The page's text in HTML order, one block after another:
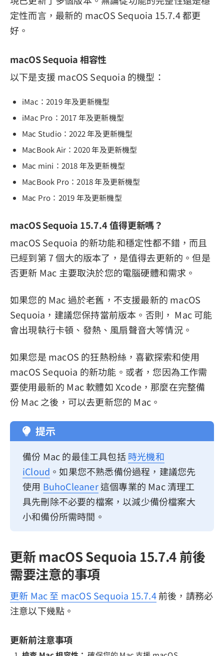
定性而言，最新的 macOS Sequoia 15.7.4 都更
好。
macOS Sequoia 相容性
以下是支援 macOS Sequoia 的機型：
iMac：2019 年及更新機型
iMac Pro：2017 年及更新機型
Mac Studio：2022 年及更新機型
MacBook Air：2020 年及更新機型
Mac mini：2018 年及更新機型
MacBook Pro：2018 年及更新機型
Mac Pro：2019 年及更新機型
macOS Sequoia 15.7.4 值得更新嗎？
macOS Sequoia 的新功能和穩定性都不錯，而且
已經到第 7 個大的版本了，是值得去更新的。但是
否更新 Mac 主要取決於您的電腦硬體和需求。
如果您的 Mac 過於老舊，不支援最新的 macOS
Sequoia，建議您保持當前版本。否則， Mac 可能
會出現執行卡頓、發熱、風扇聲音大等情況。
如果您是 macOS 的狂熱粉絲，喜歡探索和使用
macOS Sequoia 的新功能。或者，您因為工作需
要使用最新的 Mac 軟體如 Xcode，那麼在完整備
份 Mac 之後，可以去更新您的 Mac。
提示
備份 Mac 的最佳工具包括時光機和
iCloud 。如果您不熟悉備份過程，建議您先
使用 BuhoCleaner這個專業的 Mac 清理工
具先刪除不必要的檔案，以減少備份檔案大
小和備份所需時間。
更新 macOS Sequoia 15.7.4 前後
需要注意的事項
更新 Mac 至 macOS Sequoia 15.7.4前後，請務必
注意以下幾點。
更新前注意事項